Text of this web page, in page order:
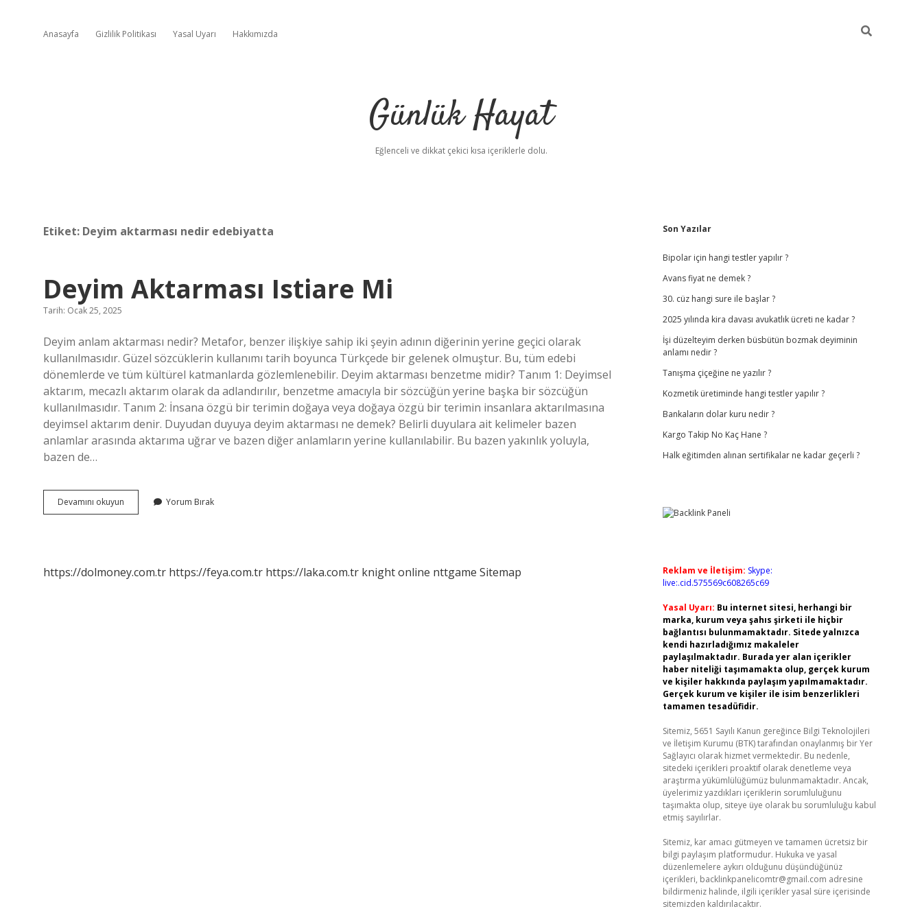
Anasayfa Gizlilik Politikası Yasal Uyarı Hakkımızda
Günlük Hayat
Eğlenceli ve dikkat çekici kısa içeriklerle dolu.
Etiket: Deyim aktarması nedir edebiyatta
Deyim Aktarması Istiare Mi
Tarih: Ocak 25, 2025
Deyim anlam aktarması nedir? Metafor, benzer ilişkiye sahip iki şeyin adının diğerinin yerine geçici olarak
kullanılmasıdır. Güzel sözcüklerin kullanımı tarih boyunca Türkçede bir gelenek olmuştur. Bu, tüm edebi
dönemlerde ve tüm kültürel katmanlarda gözlemlenebilir. Deyim aktarması benzetme midir? Tanım 1: Deyimsel
aktarım, mecazlı aktarım olarak da adlandırılır, benzetme amacıyla bir sözcüğün yerine başka bir sözcüğün
kullanılmasıdır. Tanım 2: İnsana özgü bir terimin doğaya veya doğaya özgü bir terimin insanlara aktarılmasına
deyimsel aktarım denir. Duyudan duyuya deyim aktarması ne demek? Belirli duyulara ait kelimeler bazen
anlamlar arasında aktarıma uğrar ve bazen diğer anlamların yerine kullanılabilir. Bu bazen yakınlık yoluyla,
bazen de…
Devamını okuyun
Aktarması
Yorum Bırak
https://dolmoney.com.tr https://feya.com.tr https://laka.com.tr knight online nttgame Sitemap
Sidebar
Son Yazılar
Bipolar için hangi testler yapılır ?
Avans fiyat ne demek ?
30. cüz hangi sure ile başlar ?
2025 yılında kira davası avukatlık ücreti ne kadar ?
İşi düzelteyim derken büsbütün bozmak deyiminin
anlamı nedir ?
Tanışma çiçeğine ne yazılır ?
Kozmetik üretiminde hangi testler yapılır ?
Bankaların dolar kuru nedir ?
Kargo Takip No Kaç Hane ?
Halk eğitimden alınan sertifikalar ne kadar geçerli ?
Reklam ve İletişim: Skype:
live:.cid.575569c608265c69
Yasal Uyarı: Bu internet sitesi, herhangi bir
marka, kurum veya şahıs şirketi ile hiçbir
bağlantısı bulunmamaktadır. Sitede yalnızca
kendi hazırladığımız makaleler
paylaşılmaktadır. Burada yer alan içerikler
haber niteliği taşımamakta olup, gerçek kurum
ve kişiler hakkında paylaşım yapılmamaktadır.
Gerçek kurum ve kişiler ile isim benzerlikleri
tamamen tesadüfidir.
Sitemiz, 5651 Sayılı Kanun gereğince Bilgi Teknolojileri
ve İletişim Kurumu (BTK) tarafından onaylanmış bir Yer
Sağlayıcı olarak hizmet vermektedir. Bu nedenle,
sitedeki içerikleri proaktif olarak denetleme veya
araştırma yükümlülüğümüz bulunmamaktadır. Ancak,
üyelerimiz yazdıkları içeriklerin sorumluluğunu
taşımakta olup, siteye üye olarak bu sorumluluğu kabul
etmiş sayılırlar.
Sitemiz, kar amacı gütmeyen ve tamamen ücretsiz bir
bilgi paylaşım platformudur. Hukuka ve yasal
düzenlemelere aykırı olduğunu düşündüğünüz
içerikleri, backlinkpanelicomtr@gmail.com adresine
bildirmeniz halinde, ilgili içerikler yasal süre içerisinde
sitemizden kaldırılacaktır.